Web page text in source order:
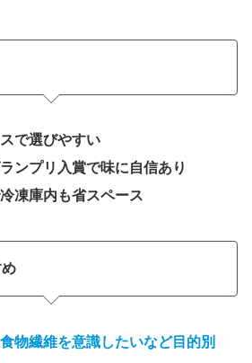
で選びやすい
ンプリ入賞で味に自信あり
凍庫内も省スペース
物繊維を意識したいなど目的別